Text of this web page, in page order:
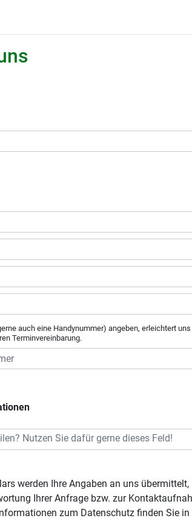
auch eine Handynummer) angeben, erleichtert uns
Terminvereinbarung.
Ihrer Anfrage bzw. zur
zum Datenschutz finden Sie in